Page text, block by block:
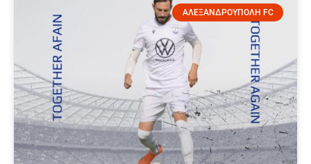
ΑΛΕΞΑΝΔΡΟΥΠΟΛΗ FC